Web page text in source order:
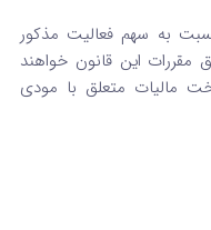
به سهم فعالیت مذکور
این قانون خواهند
مالیات متعلق با مودی